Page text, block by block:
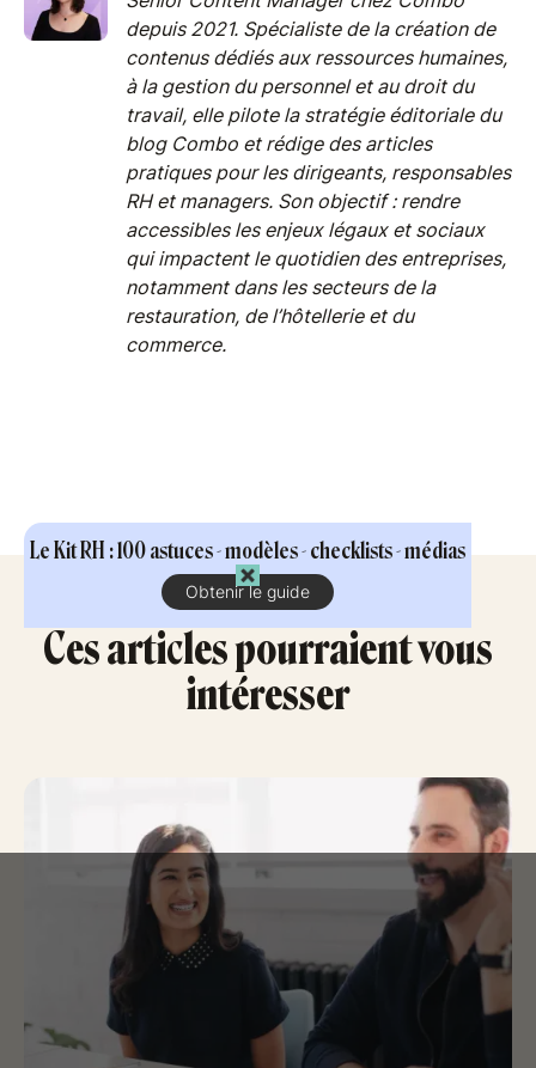
Le Kit RH : 100 astuces - modèles - checklists - médias
Obtenir le guide
depuis 2021. Spécialiste de la création de
contenus dédiés aux ressources humaines,
à la gestion du personnel et au droit du
travail, elle pilote la stratégie éditoriale du
blog Combo et rédige des articles
pratiques pour les dirigeants, responsables
RH et managers. Son objectif : rendre
accessibles les enjeux légaux et sociaux
qui impactent le quotidien des entreprises,
notamment dans les secteurs de la
restauration, de l’hôtellerie et du
commerce.
Ces articles pourraient vous
intéresser